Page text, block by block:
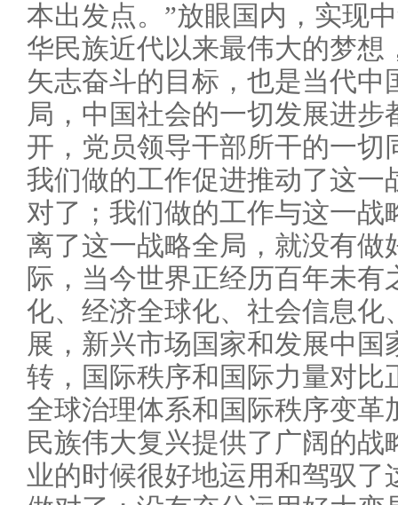
本出发点。”放眼国内，实现
华民族近代以来最伟大的梦想
矢志奋斗的目标，也是当代中
局，中国社会的一切发展进步
开，党员领导干部所干的一切
我们做的工作促进推动了这一
对了；我们做的工作与这一战
离了这一战略全局，就没有做
际，当今世界正经历百年未有
化、经济全球化、社会信息化
展，新兴市场国家和发展中国
转，国际秩序和国际力量对比
全球治理体系和国际秩序变革
民族伟大复兴提供了广阔的
业的时候很好地运用和驾驭了